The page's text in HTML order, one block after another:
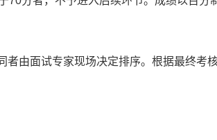
者由面试专家现场决定排序。根据最终考